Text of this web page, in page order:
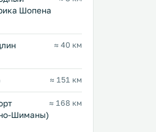
Шопена
≈ 40 км
≈ 151 км
Шиманы)
≈ 168 км